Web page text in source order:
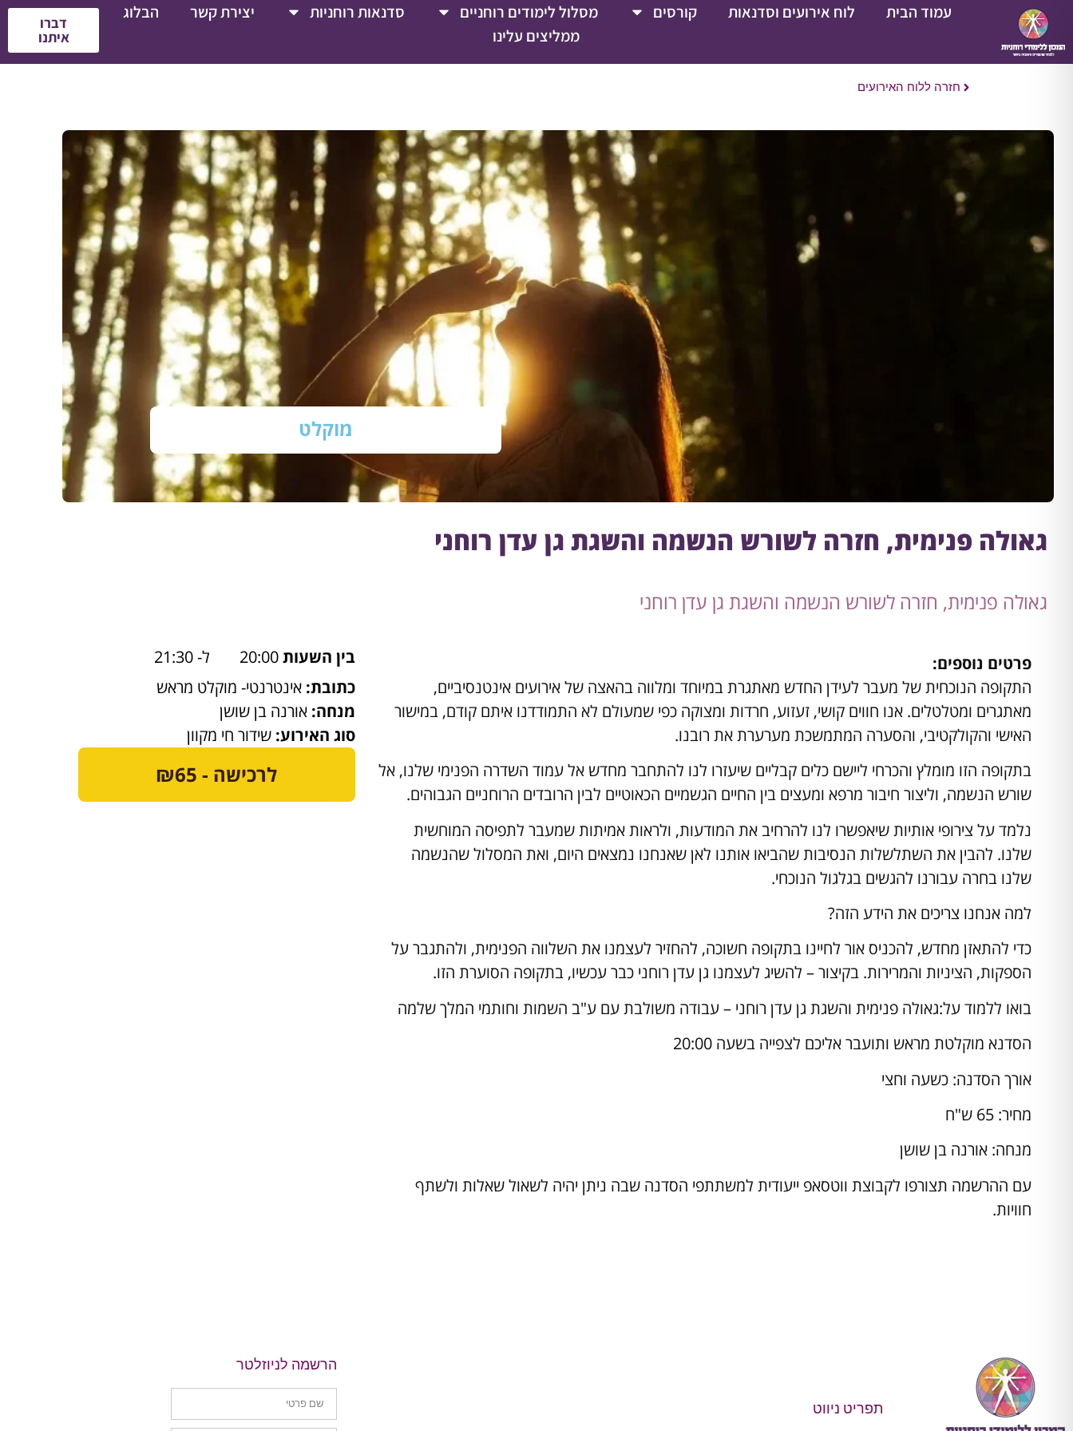
עמוד הבית לוח אירועים וסדנאות קורסים מסלול לימודים רוחניים סדנאות רוחניות יצירת קשר
הבלוג
ממליצים עלינו
דברו
איתנו
חזרה ללוח האירועים
מוקלט
גאולה פנימית, חזרה לשורש הנשמה והשגת גן עדן רוחני
גאולה פנימית, חזרה לשורש הנשמה והשגת גן עדן רוחני
פרטים נוספים:
התקופה הנוכחית של מעבר לעידן החדש מאתגרת במיוחד ומלווה בהאצה של אירועים אינטנסיביים,
מאתגרים ומטלטלים. אנו חווים קושי, זעזוע, חרדות ומצוקה כפי שמעולם לא התמודדנו איתם קודם, במישור
האישי והקולקטיבי, והסערה המתמשכת מערערת את רובנו.
בתקופה הזו מומלץ והכרחי ליישם כלים קבליים שיעזרו לנו להתחבר מחדש אל עמוד השדרה הפנימי שלנו, אל
שורש הנשמה, וליצור חיבור מרפא ומעצים בין החיים הגשמיים הכאוטיים לבין הרובדים הרוחניים הגבוהים.
נלמד על צירופי אותיות שיאפשרו לנו להרחיב את המודעות, ולראות אמיתות שמעבר לתפיסה המוחשית
שלנו. להבין את השתלשלות הנסיבות שהביאו אותנו לאן שאנחנו נמצאים היום, ואת המסלול שהנשמה
שלנו בחרה עבורנו להגשים בגלגול הנוכחי.
למה אנחנו צריכים את הידע הזה?
כדי להתאזן מחדש, להכניס אור לחיינו בתקופה חשוכה, להחזיר לעצמנו את השלווה הפנימית, ולהתגבר על
הספקות, הציניות והמרירות. בקיצור – להשיג לעצמנו גן עדן רוחני כבר עכשיו, בתקופה הסוערת הזו.
בואו ללמוד על:גאולה פנימית והשגת גן עדן רוחני – עבודה משולבת עם ע"ב השמות וחותמי המלך שלמה
הסדנא מוקלטת מראש ותועבר אליכם לצפייה בשעה 20:00
אורך הסדנה: כשעה וחצי
מחיר: 65 ש"ח
מנחה: אורנה בן שושן
עם ההרשמה תצורפו לקבוצת ווטסאפ ייעודית למשתתפי הסדנה שבה ניתן יהיה לשאול שאלות ולשתף
חוויות.
בין השעות20:00
ל- 21:30
כתובת: אינטרנטי- מוקלט מראש
מנחה:אורנה בן שושן
סוג האירוע:שידור חי מקוון
לרכישה - ₪65
תפריט ניווט
הרשמה לניוזלטר